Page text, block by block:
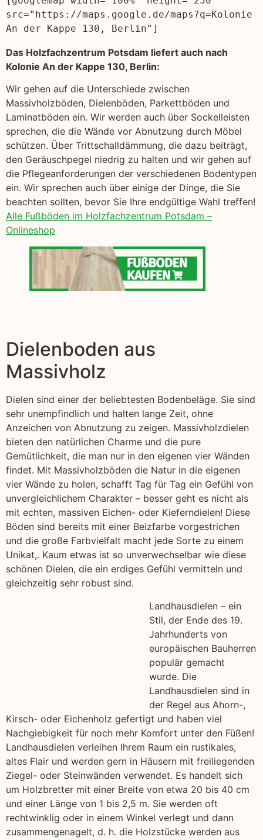
src="https://maps.google.de/maps?q=Kolonie
An der Kappe 130, Berlin"]
Das Holzfachzentrum Potsdam liefert auch nach
Kolonie An der Kappe 130, Berlin:
Wir gehen auf die Unterschiede zwischen
Massivholzböden, Dielenböden, Parkettböden und
Laminatböden ein. Wir werden auch über Sockelleisten
sprechen, die die Wände vor Abnutzung durch Möbel
schützen. Über Trittschalldämmung, die dazu beiträgt,
den Geräuschpegel niedrig zu halten und wir gehen auf
die Pflegeanforderungen der verschiedenen Bodentypen
ein. Wir sprechen auch über einige der Dinge, die Sie
beachten sollten, bevor Sie Ihre endgültige Wahl treffen!
Alle Fußböden im Holzfachzentrum Potsdam –
Onlineshop
Dielenboden aus
Massivholz
Dielen sind einer der beliebtesten Bodenbeläge. Sie sind
sehr unempfindlich und halten lange Zeit, ohne
Anzeichen von Abnutzung zu zeigen. Massivholzdielen
bieten den natürlichen Charme und die pure
Gemütlichkeit, die man nur in den eigenen vier Wänden
findet. Mit Massivholzböden die Natur in die eigenen
vier Wände zu holen, schafft Tag für Tag ein Gefühl von
unvergleichlichem Charakter – besser geht es nicht als
mit echten, massiven Eichen- oder Kieferndielen! Diese
Böden sind bereits mit einer Beizfarbe vorgestrichen
und die große Farbvielfalt macht jede Sorte zu einem
Unikat,. Kaum etwas ist so unverwechselbar wie diese
schönen Dielen, die ein erdiges Gefühl vermitteln und
gleichzeitig sehr robust sind.
Landhausdielen – ein
Stil, der Ende des 19.
Jahrhunderts von
europäischen Bauherren
populär gemacht
wurde. Die
Landhausdielen sind in
der Regel aus Ahorn-,
Kirsch- oder Eichenholz gefertigt und haben viel
Nachgiebigkeit für noch mehr Komfort unter den Füßen!
Landhausdielen verleihen Ihrem Raum ein rustikales,
altes Flair und werden gern in Häusern mit freiliegenden
Ziegel- oder Steinwänden verwendet. Es handelt sich
um Holzbretter mit einer Breite von etwa 20 bis 40 cm
und einer Länge von 1 bis 2,5 m. Sie werden oft
rechtwinklig oder in einem Winkel verlegt und dann
zusammengenagelt, d. h. die Holzstücke werden aus